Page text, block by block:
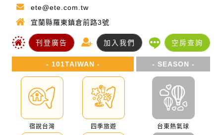
ete@ete.com.tw
宜蘭縣羅東鎮倉前路3號
刊登廣告 加入我們 空房查詢
- 101TAIWAN -
宿說台灣 四季旅遊
- SEASON -
台東熱氣球